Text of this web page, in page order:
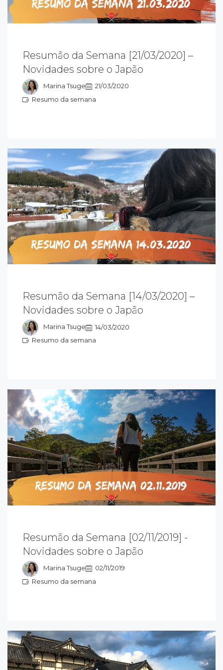
Resumão da Semana [21/03/2020] –
Novidades sobre o Japão
Marina Tsuge
21/03/2020
Resumo da semana
da semana 21/03/2020 sobre o
acompanhe as novidades que rolaram
semana e fique ligado em tudo que
sobre o Japão
Resumão da Semana [14/03/2020] –
Novidades sobre o Japão
Marina Tsuge
14/03/2020
Resumo da semana
da semana 14/03/2020 sobre o
acompanhe as novidades que rolaram
semana e fique ligado em tudo que
sobre o Japão
Resumão da Semana [02/11/2019] -
Novidades sobre o Japão
Marina Tsuge
02/11/2019
Resumo da semana
da semana 02/11/2019 sobre o
acompanhe as novidades que rolaram
semana e fique ligado em tudo que
sobre o Japão